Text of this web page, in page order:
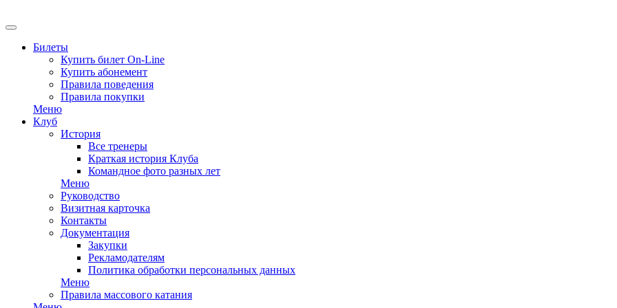
Билеты
Купить билет On-Line
Купить абонемент
Правила поведения
Правила покупки
Меню
Клуб
История
Все тренеры
Краткая история Клуба
Командное фото разных лет
Меню
Руководство
Визитная карточка
Контакты
Документация
Закупки
Рекламодателям
Политика обработки персональных данных
Меню
Правила массового катания